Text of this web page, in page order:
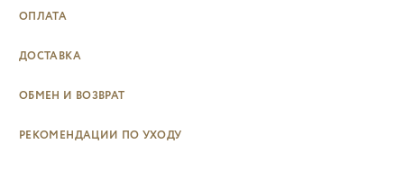
ОПЛАТА
ДОСТАВКА
ОБМЕН И ВОЗВРАТ
РЕКОМЕНДАЦИИ ПО УХОДУ